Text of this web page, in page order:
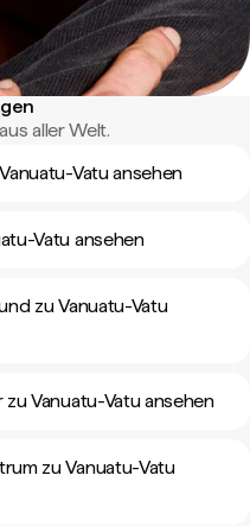
aller Welt.
Vatu ansehen
Vatu ansehen
zu Vanuatu-Vatu
Vanuatu-Vatu ansehen
zu Vanuatu-Vatu